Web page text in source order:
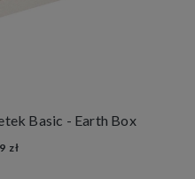
Basic - Earth Box
zł